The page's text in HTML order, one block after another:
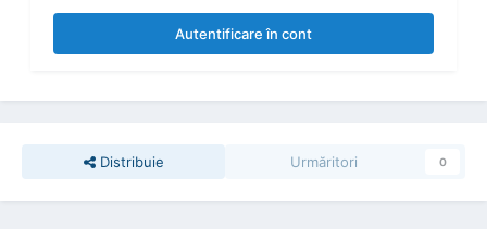
Autentificare în cont
Distribuie Urmăritori 0